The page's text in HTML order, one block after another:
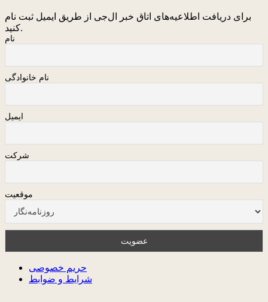
برای دریافت اطلاعیه‌های اتاق خبر ال‌جی از طریق ایمیل ثبت نام
کنید.
نام
نام خانوادگی
ایمیل
شرکت
موقعیت
حریم خصوصی
شرایط و ضوابط